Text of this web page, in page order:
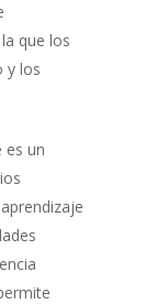
que los
y los
es un